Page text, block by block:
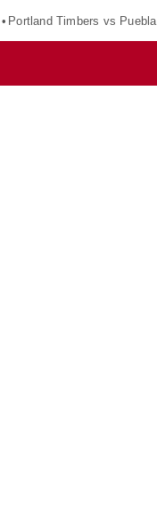
Portland Timbers vs Puebla